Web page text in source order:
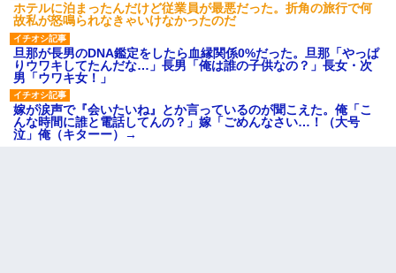
ホテルに泊まったんだけど従業員が最悪だった。折角の旅行で何
故私が怒鳴られなきゃいけなかったのだ
旦那が長男のDNA鑑定をしたら血縁関係0%だった。旦那「やっぱ
りウワキしてたんだな…」長男「俺は誰の子供なの？」長女・次
男「ウワキ女！」
嫁が涙声で『会いたいね』とか言っているのが聞こえた。俺「こ
んな時間に誰と電話してんの？」嫁「ごめんなさい…！（大号
泣」俺（キターー）→